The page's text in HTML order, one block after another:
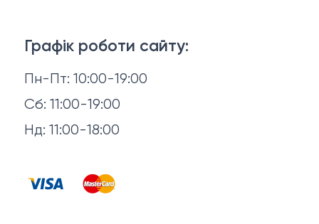
Графік роботи сайту:
Пн-Пт: 10:00-19:00
Сб: 11:00-19:00
Нд: 11:00-18:00
Матраци
Аксесуари для сну
Тумби та комоди
Повернення й обмін
Відгуки
Контакти